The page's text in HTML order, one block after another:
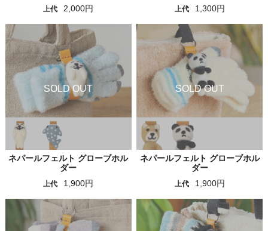
上代 2,000円 上代 1,300円
ネパールフェルト グローブホル
ダー
上代 1,900円
ネパールフェルト グローブホル
ダー
上代 1,900円